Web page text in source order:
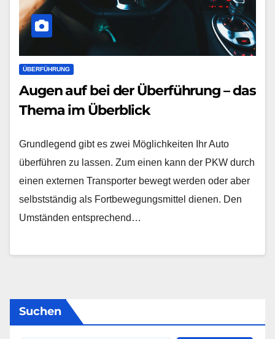
ÜBERFÜHRUNG
Augen auf bei der Überführung – das
Thema im Überblick
Grundlegend gibt es zwei Möglichkeiten Ihr Auto
überführen zu lassen. Zum einen kann der PKW durch
einen externen Transporter bewegt werden oder aber
selbstständig als Fortbewegungsmittel dienen. Den
Umständen entsprechend…
Suchen